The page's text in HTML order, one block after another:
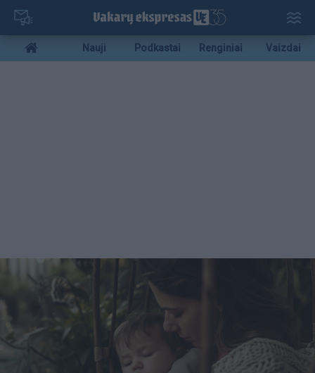
Pereiti
pagrindinį
turinį
Mobile
menu
Nauji Podkastai Renginiai Vaizdai